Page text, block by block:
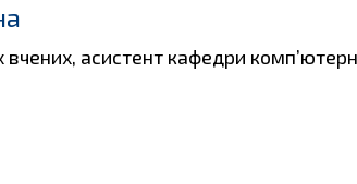
асистент кафедри